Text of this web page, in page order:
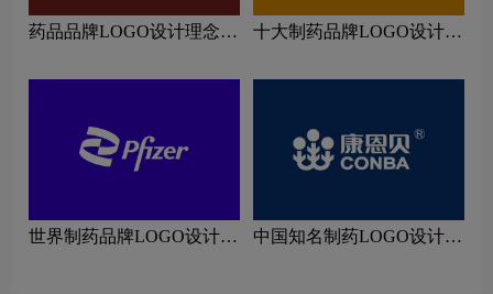
药品品牌LOGO设计理念解
十大制药品牌LOGO设计理
世界制药品牌LOGO设计理
中国知名制药LOGO设计理